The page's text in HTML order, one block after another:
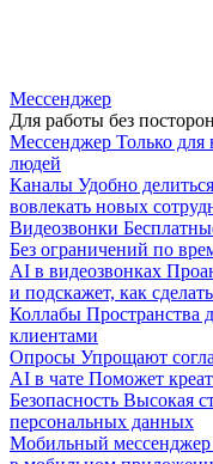
Мессенджер
Для работы без
Мессенджер Только
людей
Каналы Удобно
вовлекать новых
Видеозвонки
Без ограничений по
AI в видеозвонках
и подскажет, как
Коллабы Пространства
клиентами
Опросы Упрощают
AI в чате Поможет
Безопасность Высокая
персональных данных
Мобильный мессенджер